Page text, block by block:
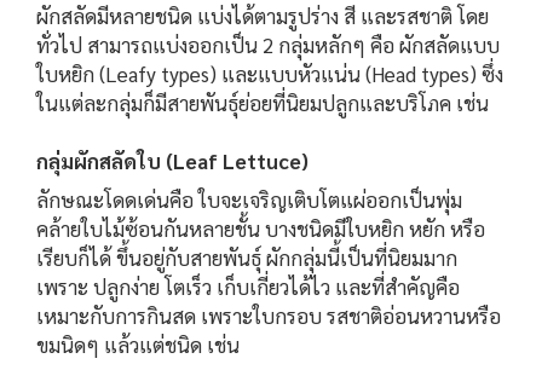
ผักสลัดมีหลายชนิด แบ่งได้ตามรูปร่าง สี และรสชาติ โดย
ทั่วไป สามารถแบ่งออกเป็น 2 กลุ่มหลักๆ คือ ผักสลัดแบบ
ใบหยิก (Leafy types) และแบบหัวแน่น (Head types) ซึ่ง
ในแต่ละกลุ่มก็มีสายพันธุ์ย่อยที่นิยมปลูกและบริโภค เช่น
กลุ่มผักสลัดใบ (Leaf Lettuce)
ลักษณะโดดเด่นคือ ใบจะเจริญเติบโตแผ่ออกเป็นพุ่ม
คล้ายใบไม้ซ้อนกันหลายชั้น บางชนิดมีใบหยิก หยัก หรือ
เรียบก็ได้ ขึ้นอยู่กับสายพันธุ์ ผักกลุ่มนี้เป็นที่นิยมมาก
เพราะ ปลูกง่าย โตเร็ว เก็บเกี่ยวได้ไว และที่สำคัญคือ
เหมาะกับการกินสด เพราะใบกรอบ รสชาติอ่อนหวานหรือ
ขมนิดๆ แล้วแต่ชนิด เช่น